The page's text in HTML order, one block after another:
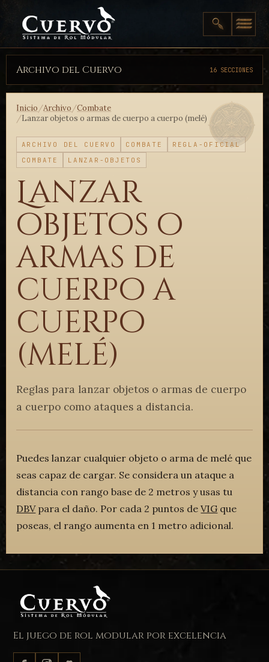
Archivo del Cuervo 16 SECCIONES
Inicio/Archivo/Combate
/Lanzar objetos o armas de cuerpo a cuerpo (melé)
ARCHIVO DEL CUERVO COMBATE
REGLA-OFICIAL
COMBATE
LANZAR-OBJETOS
Lanzar
objetos o
armas de
cuerpo a
cuerpo
(melé)
Reglas para lanzar objetos o armas de cuerpo
a cuerpo como ataques a distancia.
Puedes lanzar cualquier objeto o arma de melé que
seas capaz de cargar. Se considera un ataque a
distancia con rango base de 2 metros y usas tu
DBVpara el daño. Por cada 2 puntos deVIG que
poseas, el rango aumenta en 1 metro adicional.
El juego de rol modular por excelencia